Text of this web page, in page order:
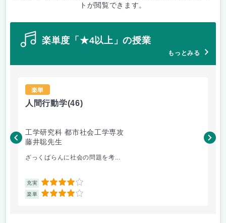
トが閲覧できます。
楽単度「★4以上」の授業
もっとみる
楽単
人間行動学(46)
工学研究科 都市社会工学専攻
藤井聡先生
ざっくばらんに社会の問題を考...
充実 4
楽単 4
藤